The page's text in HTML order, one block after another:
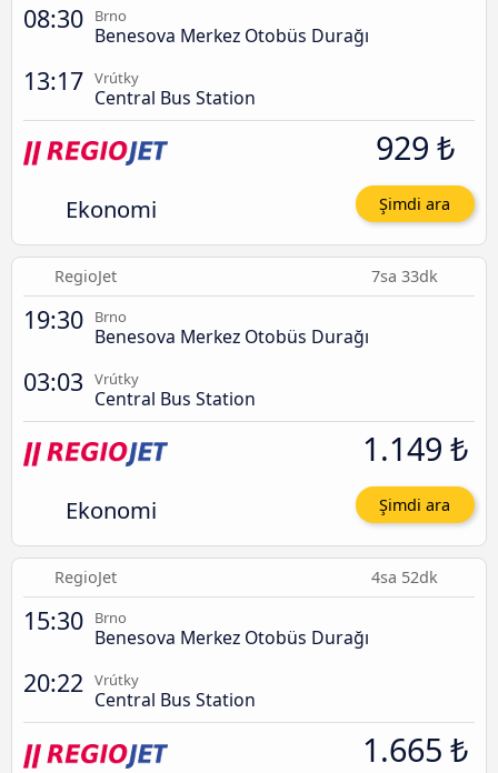
08:30 Brno
Benesova Merkez Otobüs Durağı
13:17 Vrútky
Central Bus Station
Ekonomi
929 ₺
Şimdi ara
RegioJet 7sa 33dk
19:30 Brno
Benesova Merkez Otobüs Durağı
03:03 Vrútky
Central Bus Station
Ekonomi
1.149 ₺
Şimdi ara
RegioJet 4sa 52dk
15:30 Brno
Benesova Merkez Otobüs Durağı
20:22 Vrútky
Central Bus Station
1.665 ₺